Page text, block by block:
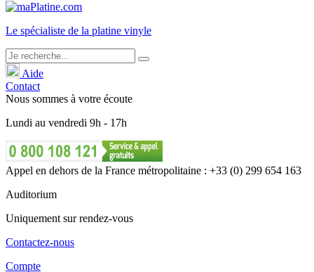
Le spécialiste de la platine vinyle
Aide
Contact
Nous sommes à votre écoute
Lundi au vendredi 9h - 17h
Appel en dehors de la France métropolitaine : +33 (0) 299 654 163
Auditorium
Uniquement sur rendez-vous
Contactez-nous
Compte